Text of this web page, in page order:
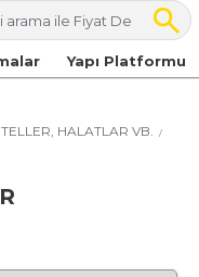
Yapı Platformu
HALATLAR VB.